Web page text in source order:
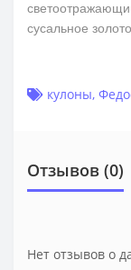
сусальное
кулоны,
Отзывов (0)
Нет отзывов о